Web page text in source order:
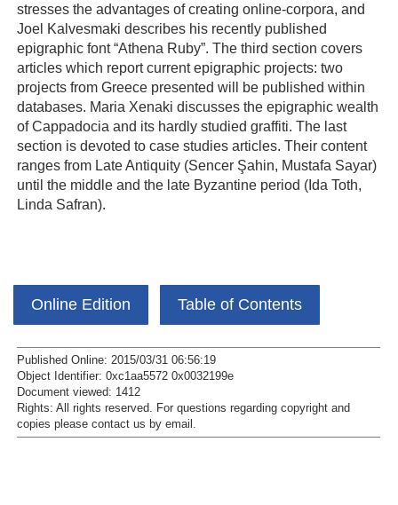
stresses the advantages of creating online-corpora, and
Joel Kalvesmaki describes his recently published
epigraphic font “Athena Ruby”. The third section covers
articles which report current epigraphic projects: two
projects from Greece presented will be published within
databases. Maria Xenaki discusses the epigraphic wealth
of Cappadocia and its hardly studied graffiti. The last
section is devoted to case studies articles. Their content
ranges from Late Antiquity (Sencer Şahin, Mustafa Sayar)
until the middle and the late Byzantine period (Ida Toth,
Linda Safran).
Online Edition Table of Contents
Published Online: 2015/03/31 06:56:19
Object Identifier: 0xc1aa5572 0x0032199e
Document viewed: 1412
Rights: All rights reserved. For questions regarding copyright and
copies please contact us by email .